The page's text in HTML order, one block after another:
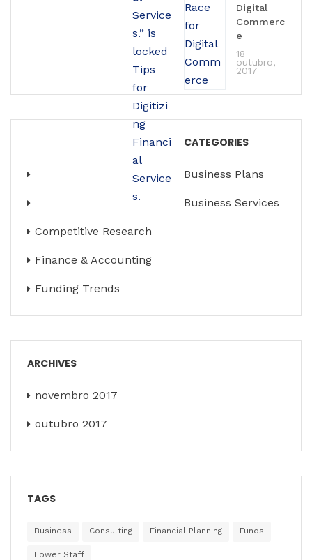
Digital
Commerc
e
18
outubro,
2017
CATEGORIES
Business Plans
Business Services
Competitive Research
Finance & Accounting
Funding Trends
ARCHIVES
novembro 2017
outubro 2017
TAGS
Business Consulting Financial Planning Funds
Lower Staff